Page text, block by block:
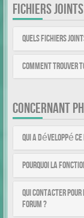
FICHIERS JOINTS
Quels fichiers
Comment trouver
CONCERNANT
Qui a développé
Pourquoi la
Qui contacter
forum ?